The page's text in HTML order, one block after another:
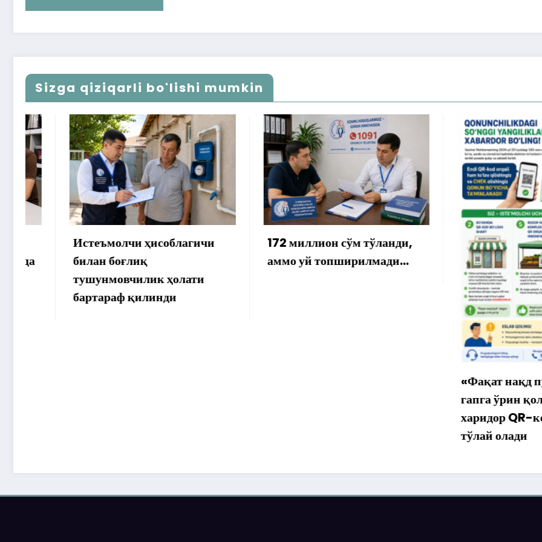
Sizga qiziqarli bo'lishi mumkin
Истеъмолчи ҳисоблагичи
билан боғлиқ
тушунмовчилик ҳолати
бартараф қилинди
172 миллион сўм тўланди,
аммо уй топширилмади…
«Фақат нақд пул»
гапга ўрин
харидор QR-код
тўлай олади